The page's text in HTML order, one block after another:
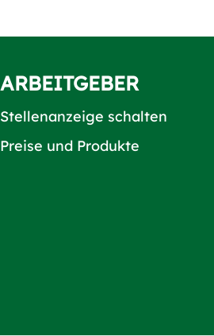
ARBEITGEBER
Stellenanzeige schalten
Preise und Produkte